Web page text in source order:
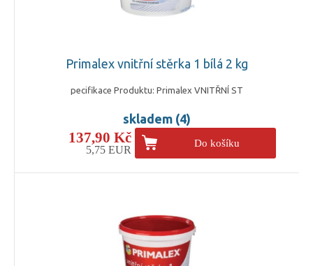
Primalex vnitřní stěrka 1 bílá 2 kg
pecifikace Produktu: Primalex VNITŘNÍ ST
skladem (4)
137,90 Kč
5,75 EUR
Do košíku